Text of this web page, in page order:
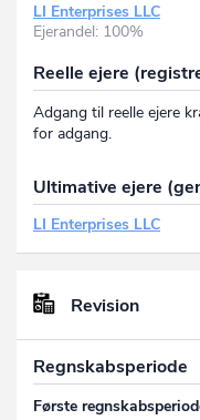
LI Enterprises LLC
Ejerandel: 100%
Reelle ejere
Adgang til reelle ejere
for adgang.
Ultimative ejere
LI Enterprises LLC
Revision
Regnskabsperiode
Første